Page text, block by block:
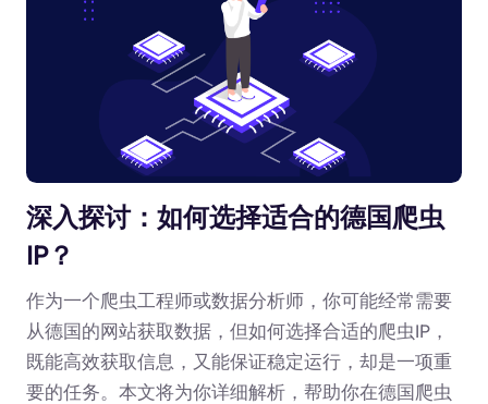
深入探讨：如何选择适合的德国爬虫
IP？
作为一个爬虫工程师或数据分析师，你可能经常需要
从德国的网站获取数据，但如何选择合适的爬虫IP，
既能高效获取信息，又能保证稳定运行，却是一项重
要的任务。本文将为你详细解析，帮助你在德国爬虫